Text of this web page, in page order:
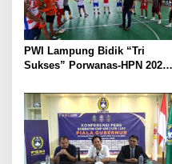
PWI Lampung Bidik “Tri
Sukses” Porwanas-HPN 2027:
Pariwisata Menggeliat